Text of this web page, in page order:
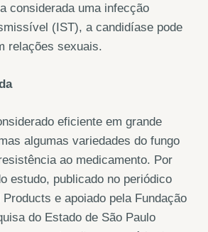
considerada uma infecção
(IST), a candidíase pode
relações sexuais.
eficiente em grande
algumas variedades do fungo
ao medicamento. Por
estudo, publicado no periódico
e apoiado pela Fundação
do Estado de São Paulo